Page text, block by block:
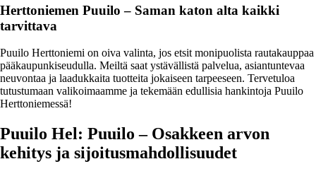
Herttoniemen Puuilo – Saman katon alta kaikki
tarvittava
Puuilo Herttoniemi on oiva valinta, jos etsit monipuolista rautakauppaa
pääkaupunkiseudulla. Meiltä saat ystävällistä palvelua, asiantuntevaa
neuvontaa ja laadukkaita tuotteita jokaiseen tarpeeseen. Tervetuloa
tutustumaan valikoimaamme ja tekemään edullisia hankintoja Puuilo
Herttoniemessä!
Puuilo Hel: Puuilo – Osakkeen arvon
kehitys ja sijoitusmahdollisuudet